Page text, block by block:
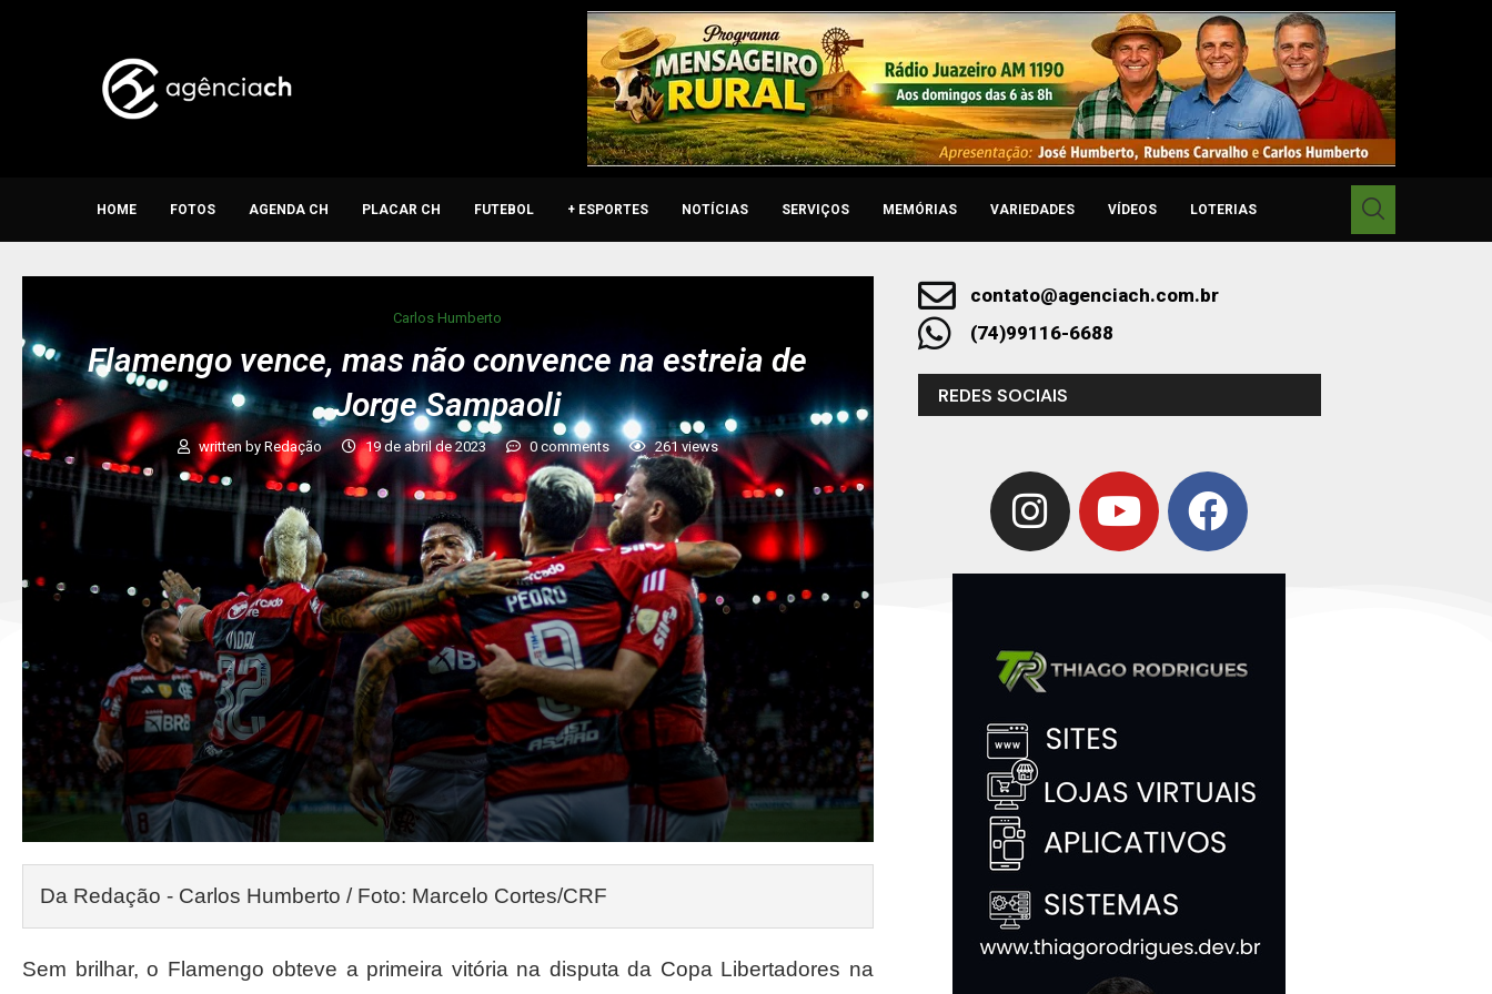
HOME FOTOS AGENDA CH PLACAR CH FUTEBOL + ESPORTES NOTÍCIAS SERVIÇOS MEMÓRIAS VARIEDADES VÍDEOS LOTERIAS
Carlos Humberto
Flamengo vence, mas não convence na estreia de
Jorge Sampaoli
written by Redação 19 de abril de 2023 0 comments 261views
Da Redação - Carlos Humberto / Foto: Marcelo Cortes/CRF
Sem brilhar, o Flamengo obteve a primeira vitória na disputa da Copa Libertadores na
contato@agenciach.com.br
(74)99116-6688
REDES SOCIAIS